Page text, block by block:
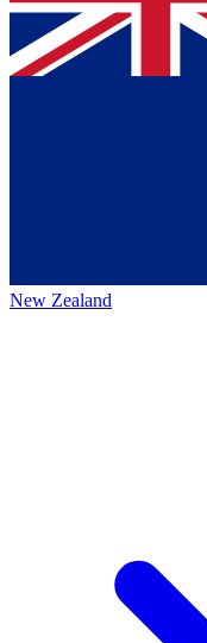
New Zealand